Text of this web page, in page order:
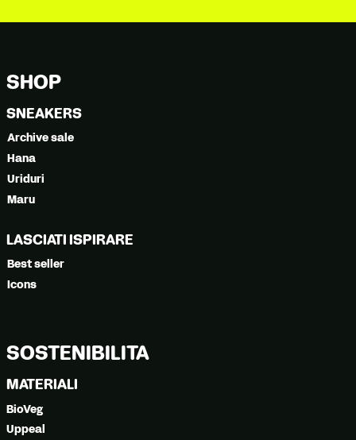
SHOP
SNEAKERS
Archive sale
Hana
Uriduri
Maru
LASCIATI ISPIRARE
Best seller
Icons
SOSTENIBILITÀ
MATERIALI
BioVeg
Uppeal